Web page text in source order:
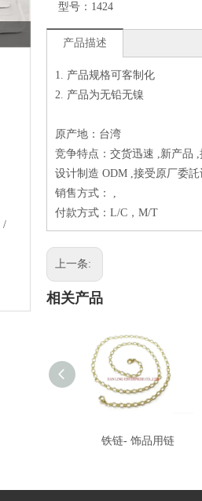
/
型号： 1424
产品描述
1. 产品规格可客制化
2. 产品为无铅无镍
原产地：台湾
竞争特点：交货迅速 ,新产品
设计制造 ODM ,接受原厂委
销售方式： ,
付款方式：L/C，M/T
上一条:
相关产品
铁链- 饰品用链